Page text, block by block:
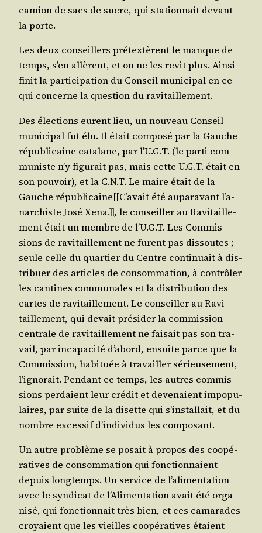
camion de sacs de sucre, qui sta­tion­nait devant
la porte.
Les deux conseillers pré­tex­tèrent le manque de
temps, s’en allèrent, et on ne les revit plus. Ain­si
finit la par­ti­ci­pa­tion du Conseil muni­ci­pal en ce
qui concerne la ques­tion du ravitaillement.
Des élec­tions eurent lieu, un nou­veau Conseil
muni­ci­pal fut élu. Il était com­po­sé par la Gauche
répu­bli­caine cata­lane, par l’U.G.T. (le par­ti com­
mu­niste n’y figu­rait pas, mais cette U.G.T. était en
son pou­voir), et la C.N.T. Le maire était de la
Gauche républicaine[[C’avait été aupa­ra­vant l’a­
nar­chiste José Xena.]], le conseiller au Ravi­taille­
ment était un membre de l’U.G.T. Les Com­mis­
sions de ravi­taille­ment ne furent pas dis­soutes ;
seule celle du quar­tier du Centre conti­nuait à dis­
tri­buer des articles de consom­ma­tion, à contrô­ler
les can­tines com­mu­nales et la dis­tri­bu­tion des
cartes de ravi­taille­ment. Le conseiller au Ravi­
taille­ment, qui devait pré­si­der la com­mis­sion
cen­trale de ravi­taille­ment ne fai­sait pas son tra­
vail, par inca­pa­ci­té d’a­bord, ensuite parce que la
Com­mis­sion, habi­tuée à tra­vailler sérieu­se­ment,
l’i­gno­rait. Pen­dant ce temps, les autres com­mis­
sions per­daient leur cré­dit et deve­naient impo­pu­
laires, par suite de la disette qui s’ins­tal­lait, et du
nombre exces­sif d’in­di­vi­dus les composant.
Un autre pro­blème se posait à pro­pos des coopé­
ra­tives de consom­ma­tion qui fonc­tion­naient
depuis long­temps. Un ser­vice de l’a­li­men­ta­tion
avec le syn­di­cat de l’A­li­men­ta­tion avait été orga­
ni­sé, qui fonc­tion­nait très bien, et ces cama­rades
croyaient que les vieilles coopé­ra­tives étaient